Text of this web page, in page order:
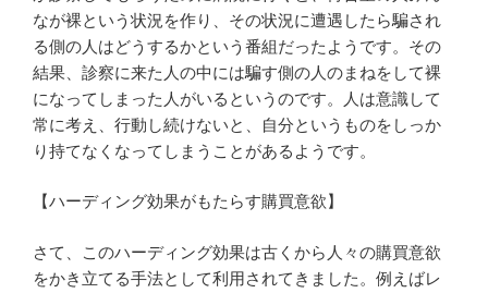
なが裸という状況を作り、その状況に遭遇したら騙され
る側の人はどうするかという番組だったようです。その
結果、診察に来た人の中には騙す側の人のまねをして裸
になってしまった人がいるというのです。人は意識して
常に考え、行動し続けないと、自分というものをしっか
り持てなくなってしまうことがあるようです。
【ハーディング効果がもたらす購買意欲】
さて、このハーディング効果は古くから人々の購買意欲
をかき立てる手法として利用されてきました。例えばレ